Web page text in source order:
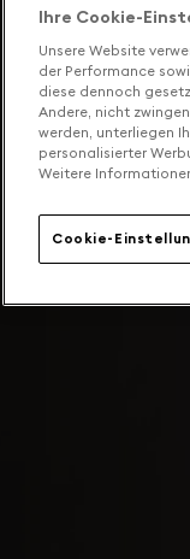
Ihre Cookie-
Unsere Website
der Performance
diese dennoch
Andere, nicht
werden, unterliegen
personalisierter
Weitere
Cookie-